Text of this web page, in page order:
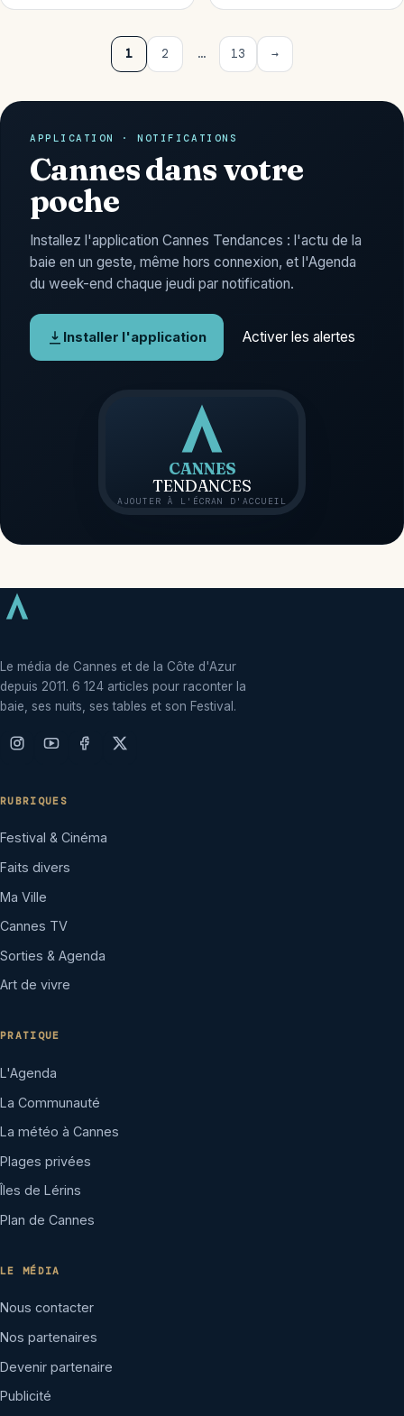
Navigation des pages
1 2 … 13 →
APPLICATION · NOTIFICATIONS
Cannes dans votre
poche
Installez l'application Cannes Tendances : l'actu de la
baie en un geste, même hors connexion, et l'Agenda
du week-end chaque jeudi par notification.
Installer l'application Activer les alertes
CANNES
TENDANCES
AJOUTER À L'ÉCRAN D'ACCUEIL
Le média de Cannes et de la Côte d'Azur
depuis 2011. 6 124 articles pour raconter la
baie, ses nuits, ses tables et son Festival.
RUBRIQUES
Festival & Cinéma
Faits divers
Ma Ville
Cannes TV
Sorties & Agenda
Art de vivre
PRATIQUE
L'Agenda
La Communauté
La météo à Cannes
Plages privées
Îles de Lérins
Plan de Cannes
LE MÉDIA
Nous contacter
Nos partenaires
Devenir partenaire
Publicité